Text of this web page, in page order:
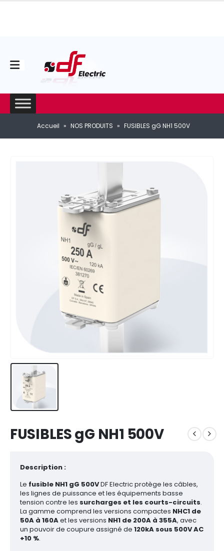
Accueil » NOS PRODUITS » FUSIBLES gG NH1 500V
FUSIBLES gG NH1 500V
Description :
Le fusible NH1 gG 500VDF Electric protège les câbles,
les lignes de puissance et les équipements basse
tension contre les surcharges et les courts-circuits.
La gamme comprend les versions compactes NHC1 de
50A à 160Aet les versions NH1 de 200A à 355A, avec
un pouvoir de coupure assigné de 120kA sous 500V AC
+10 %.